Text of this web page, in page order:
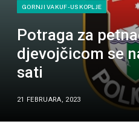
GORNJI VAKUF-USKOPLJE
Potraga za
djevojčicom se
sati
21 FEBRUARA, 2023